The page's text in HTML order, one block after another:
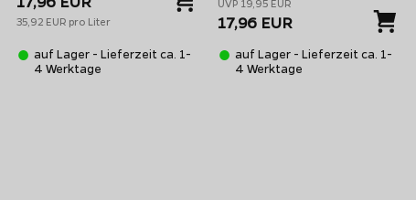
35,92 EUR pro Liter
auf Lager - Lieferzeit ca. 1-
4 Werktage
UVP 19,95 EUR
17,96 EUR
auf Lager - Lieferzeit ca. 1-
4 Werktage